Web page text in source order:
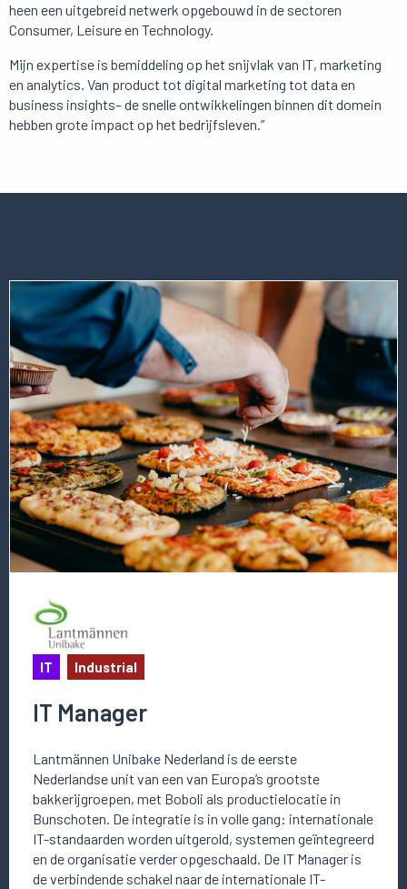
heen een uitgebreid netwerk opgebouwd in de sectoren
Consumer, Leisure en Technology.
Mijn expertise is bemiddeling op het snijvlak van IT, marketing
en analytics. Van product tot digital marketing tot data en
business insights– de snelle ontwikkelingen binnen dit domein
hebben grote impact op het bedrijfsleven.”
Lees
meer
over
deze
vacature
IT
Manager
IT Industrial
IT Manager
Lantmännen Unibake Nederland is de eerste
Nederlandse unit van een van Europa’s grootste
bakkerijgroepen, met Boboli als productielocatie in
Bunschoten. De integratie is in volle gang: internationale
IT-standaarden worden uitgerold, systemen geïntegreerd
en de organisatie verder opgeschaald. De IT Manager is
de verbindende schakel naar de internationale IT-